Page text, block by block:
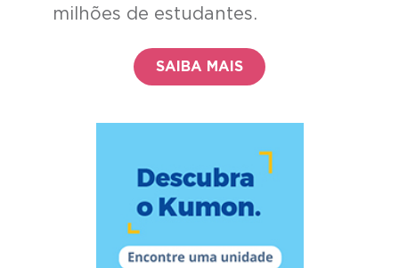
milhões de estudantes.
SAIBA MAIS